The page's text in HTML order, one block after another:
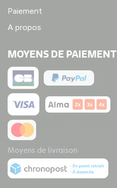
Paiement
A propos
MOYENS DE PAIEMENT
Moyens de livraison